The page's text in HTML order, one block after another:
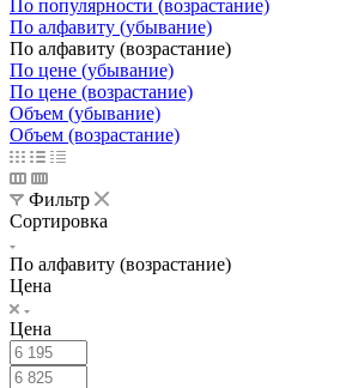
По популярности (возрастание)
По алфавиту (убывание)
По алфавиту (возрастание)
По цене (убывание)
По цене (возрастание)
Объем (убывание)
Объем (возрастание)
Фильтр
Сортировка
По алфавиту (возрастание)
Цена
Цена